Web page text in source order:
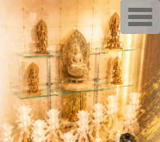
T
o
g
g
l
e
n
a
v
i
g
a
t